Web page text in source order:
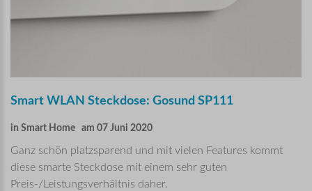
Smart WLAN Steckdose: Gosund SP111
in Smart Home am 07 Juni 2020
Ganz schön platzsparend und mit vielen Features kommt
diese smarte Steckdose mit einem sehr guten
Preis-/Leistungsverhältnis daher.